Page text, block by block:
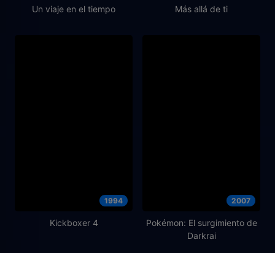
Un viaje en el tiempo Más allá de ti
1994
Kickboxer 4
2007
Pokémon: El surgimiento de
Darkrai